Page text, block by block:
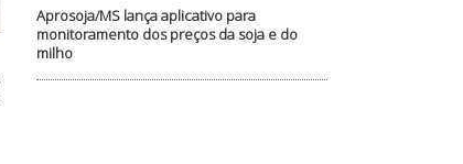
Aprosoja/MS lança aplicativo para
monitoramento dos preços da soja e do
milho